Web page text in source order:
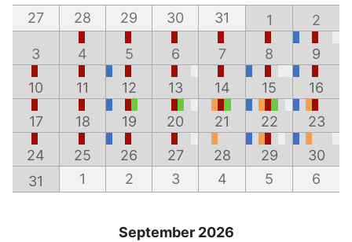
27
28 29 30 31 1 2
3 4 5 6 7 8 9
10 11 12 13 14 15 16
17 18 19 20 21 22 23
24 25 26 27 28 29
30
31
1 2 3 4 5 6
September 2026